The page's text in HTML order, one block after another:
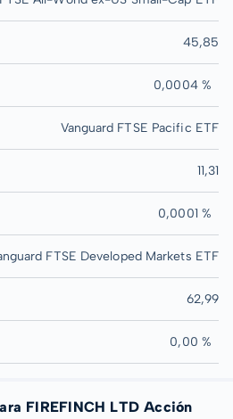
45,85
0,0004 %
Vanguard FTSE Pacific ETF
11,31
0,0001 %
FTSE Developed Markets ETF
62,99
0,00 %
FIREFINCH LTD Acción